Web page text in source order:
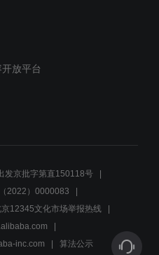
伍先明挑拨离间，陷害武琳
写保证书投靠皇军
放平台
发京批字第直150118号
2022）0000083
12345文化市场举报热线
inc.com 算法公示